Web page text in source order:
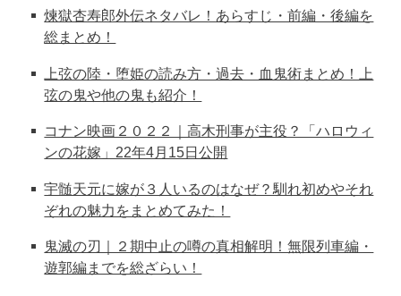
煉獄杏寿郎外伝ネタバレ！あらすじ・前編・後編を
総まとめ！
上弦の陸・堕姫の読み方・過去・血鬼術まとめ！上
弦の鬼や他の鬼も紹介！
コナン映画２０２２｜高木刑事が主役？「ハロウィ
ンの花嫁」22年4月15日公開
宇髄天元に嫁が３人いるのはなぜ？馴れ初めやそれ
ぞれの魅力をまとめてみた！
鬼滅の刃｜２期中止の噂の真相解明！無限列車編・
遊郭編までを総ざらい！